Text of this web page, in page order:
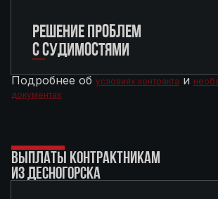
РЕШЕНИЕ ПРОБЛЕМ
С СУДИМОСТЯМИ
Подробнее об условиях контракта и
документах
ВЫПЛАТЫ КОНТРАКТНИКАМ
ИЗ ДЕСНОГОРСКА